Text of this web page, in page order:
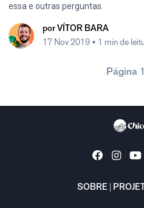
essa e outras perguntas.
por VÍTOR BARA
17 Nov 2019 • 1 min de
Página
SOBRE